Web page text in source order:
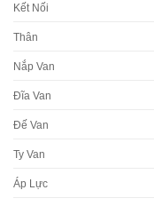
Kết Nối
Thân
Nắp Van
Đĩa Van
Đế Van
Ty Van
Áp Lực